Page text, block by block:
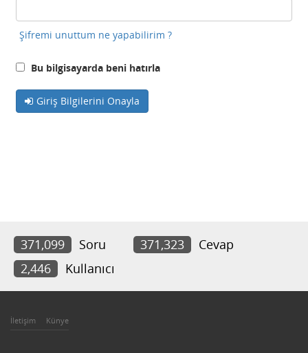
Şifremi unuttum ne yapabilirim ?
Bu bilgisayarda beni hatırla
Giriş Bilgilerini Onayla
371,099 Soru 371,323
Cevap
2,446
Kullanıcı
İletişim Künye